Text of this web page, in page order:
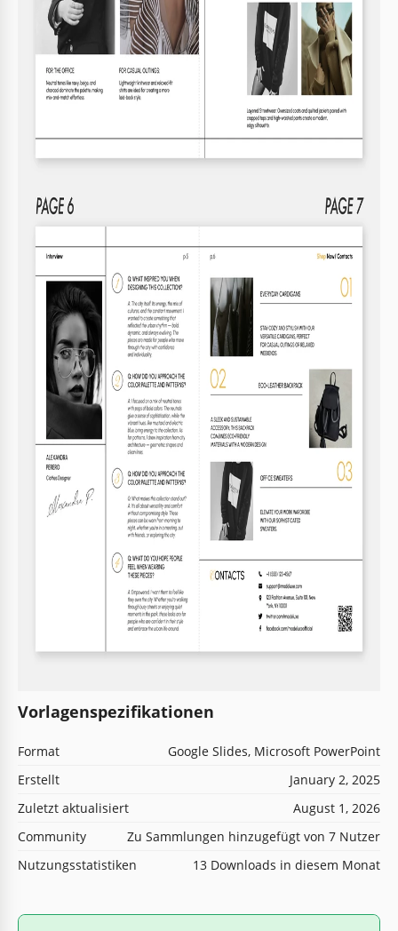
Vorlagenspezifikationen
Format
Google Slides, Microsoft PowerPoint
Erstellt
January 2, 2025
Zuletzt aktualisiert
August 1, 2026
Community
Zu Sammlungen hinzugefügt von 7 Nutzer
Nutzungsstatistiken
13 Downloads in diesem Monat